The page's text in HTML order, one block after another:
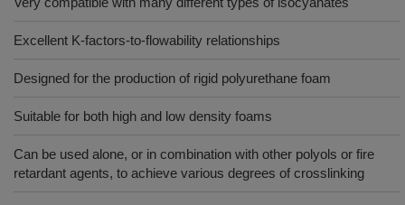
Excellent K-factors-to-flowability relationships
Designed for the production of rigid polyurethane foam
Suitable for both high and low density foams
Can be used alone, or in combination with other polyols or fire
retardant agents, to achieve various degrees of crosslinking